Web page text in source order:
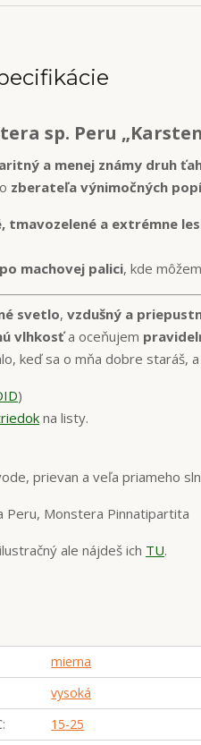
sp. Peru
a menej známy druh
zberateľa výnimočných
tmavozelené a extrémne
machovej palici, kde
svetlo, vzdušný a
vlhkosťa oceňujem
keď sa o mňa dobre staráš,
)
na listy.
prievan a veľa priameho
Peru, Monstera Pinnatipartita
ale nájdeš ich TU.
mierna
vysoká
15-25